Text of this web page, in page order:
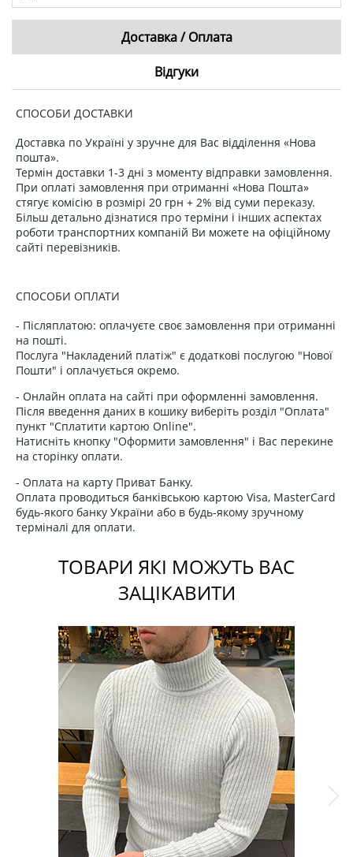
Доставка / Оплата
Відгуки
СПОСОБИ ДОСТАВКИ
Доставка по Україні у зручне для Вас відділення «Нова
пошта».
Термін доставки 1-3 дні з моменту відправки замовлення.
При оплаті замовлення при отриманні «Нова Пошта»
стягує комісію в розмірі 20 грн + 2% від суми переказу.
Більш детально дізнатися про терміни і інших аспектах
роботи транспортних компаній Ви можете на офіційному
сайті перевізників.
СПОСОБИ ОПЛАТИ
- Післяплатою: оплачуєте своє замовлення при отриманні
на пошті.
Послуга "Накладений платіж" є додаткові послугою "Нової
Пошти" і оплачується окремо.
- Онлайн оплата на сайті при оформленні замовлення.
Після введення даних в кошику виберіть розділ "Оплата"
пункт "Сплатити картою Online".
Натисніть кнопку "Оформити замовлення" і Вас перекине
на сторінку оплати.
- Оплата на карту Приват Банку.
Оплата проводиться банківською картою Visa, MasterCard
будь-якого банку України або в будь-якому зручному
терміналі для оплати.
ТОВАРИ ЯКІ МОЖУТЬ ВАС
ЗАЦІКАВИТИ